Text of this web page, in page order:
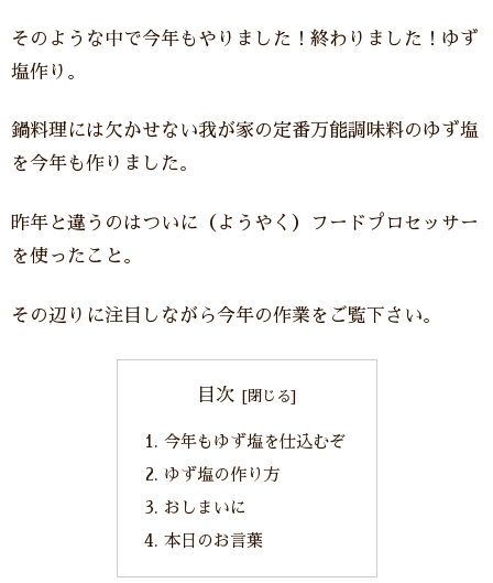
そのような中で今年もやりました！終わりました！ゆず
塩作り。
鍋料理には欠かせない我が家の定番万能調味料のゆず塩
を今年も作りました。
昨年と違うのはついに（ようやく）フードプロセッサー
を使ったこと。
その辺りに注目しながら今年の作業をご覧下さい。
目次
今年もゆず塩を仕込むぞ
ゆず塩の作り方
おしまいに
本日のお言葉